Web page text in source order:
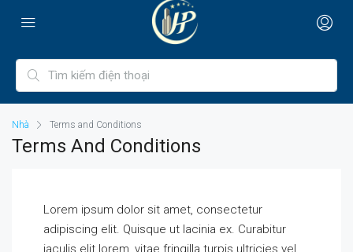
Nhà Terms and Conditions
Terms And Conditions
Lorem ipsum dolor sit amet, consectetur
adipiscing elit. Quisque ut lacinia ex. Curabitur
iaculis elit lorem, vitae fringilla turpis ultricies vel.